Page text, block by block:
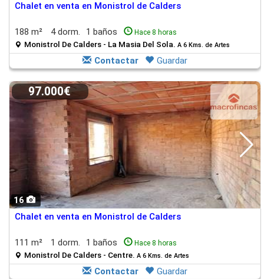
Chalet en venta en Monistrol de Calders
188 m² 4 dorm. 1 baños Hace 8 horas
Monistrol De Calders - La Masia Del Sola. A 6 Kms. de Artes
Contactar Guardar
16
97.000€
Chalet en venta en Monistrol de Calders
111 m² 1 dorm. 1 baños Hace 8 horas
Monistrol De Calders - Centre. A 6 Kms. de Artes
Contactar Guardar